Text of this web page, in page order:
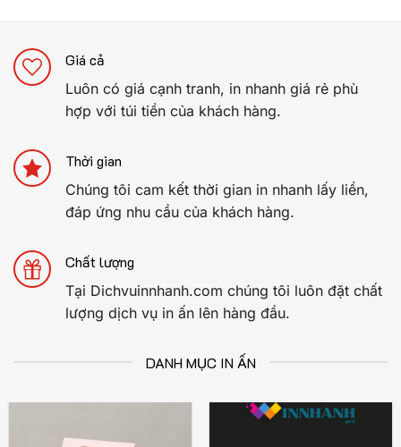
Giá cả
Luôn có giá cạnh tranh, in nhanh giá rẻ phù
hợp với túi tiền của khách hàng.
Thời gian
Chúng tôi cam kết thời gian in nhanh lấy liền,
đáp ứng nhu cầu của khách hàng.
Chất lượng
Tại Dichvuinnhanh.com chúng tôi luôn đặt chất
lượng dịch vụ in ấn lên hàng đầu.
DANH MỤC IN ẤN